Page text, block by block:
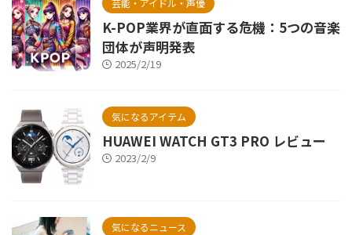
芸能・アイドル・声優
K-POP業界が直面する危機：5つの音楽
団体が声明発表
2025/2/19
気になるアイテム
HUAWEI WATCH GT3 PRO レビュー
2023/2/9
気になるニュース